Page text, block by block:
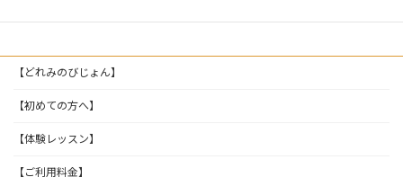
【どれみのびじょん】
【初めての方へ】
【体験レッスン】
【ご利用料金】